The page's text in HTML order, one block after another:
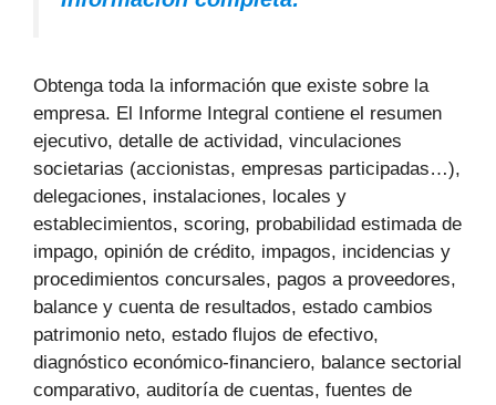
Obtenga toda la información que existe sobre la
empresa. El Informe Integral contiene el resumen
ejecutivo, detalle de actividad, vinculaciones
societarias (accionistas, empresas participadas…),
delegaciones, instalaciones, locales y
establecimientos, scoring, probabilidad estimada de
impago, opinión de crédito, impagos, incidencias y
procedimientos concursales, pagos a proveedores,
balance y cuenta de resultados, estado cambios
patrimonio neto, estado flujos de efectivo,
diagnóstico económico-financiero, balance sectorial
comparativo, auditoría de cuentas, fuentes de